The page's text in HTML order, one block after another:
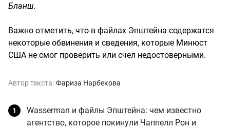
Бланш.
Важно отметить, что в файлах Эпштейна содержатся
некоторые обвинения и сведения, которые Минюст
США не смог проверить или счел недостоверными.
Автор текста: Фариза Нарбекова
Wasserman и файлы Эпштейна: чем известно
агентство, которое покинули Чаппелл Рон и